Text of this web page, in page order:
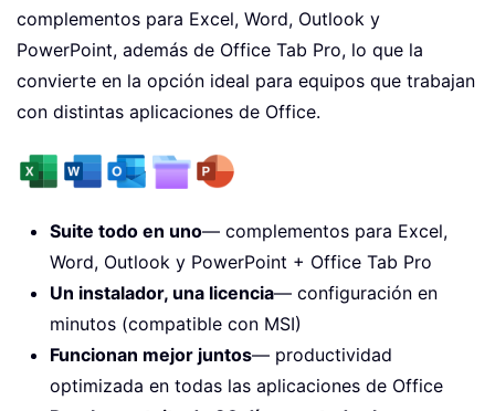
complementos para Excel, Word, Outlook y
PowerPoint, además de Office Tab Pro, lo que la
convierte en la opción ideal para equipos que trabajan
con distintas aplicaciones de Office.
Suite todo en uno— complementos para Excel,
Word, Outlook y PowerPoint + Office Tab Pro
Un instalador, una licencia— configuración en
minutos (compatible con MSI)
Funcionan mejor juntos— productividad
optimizada en todas las aplicaciones de Office